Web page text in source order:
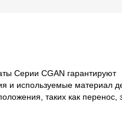
Серии CGAN гарантируют
и используемые материал
таких как перенос,